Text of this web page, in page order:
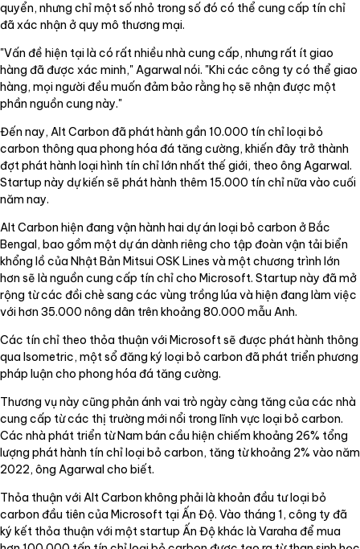
quyển, nhưng chỉ một số nhỏ trong số đó có thể cung cấp tín chỉ
đã xác nhận ở quy mô thương mại.
"Vấn đề hiện tại là có rất nhiều nhà cung cấp, nhưng rất ít giao
hàng đã được xác minh," Agarwal nói. "Khi các công ty có thể giao
hàng, mọi người đều muốn đảm bảo rằng họ sẽ nhận được một
phần nguồn cung này."
Đến nay, Alt Carbon đã phát hành gần 10.000 tín chỉ loại bỏ
carbon thông qua phong hóa đá tăng cường, khiến đây trở thành
đợt phát hành loại hình tín chỉ lớn nhất thế giới, theo ông Agarwal.
Startup này dự kiến sẽ phát hành thêm 15.000 tín chỉ nữa vào cuối
năm nay.
Alt Carbon hiện đang vận hành hai dự án loại bỏ carbon ở Bắc
Bengal, bao gồm một dự án dành riêng cho tập đoàn vận tải biển
khổng lồ của Nhật Bản Mitsui OSK Lines và một chương trình lớn
hơn sẽ là nguồn cung cấp tín chỉ cho Microsoft. Startup này đã mở
rộng từ các đồi chè sang các vùng trồng lúa và hiện đang làm việc
với hơn 35.000 nông dân trên khoảng 80.000 mẫu Anh.
Các tín chỉ theo thỏa thuận với Microsoft sẽ được phát hành thông
qua Isometric, một sổ đăng ký loại bỏ carbon đã phát triển phương
pháp luận cho phong hóa đá tăng cường.
Thương vụ này cũng phản ánh vai trò ngày càng tăng của các nhà
cung cấp từ các thị trường mới nổi trong lĩnh vực loại bỏ carbon.
Các nhà phát triển từ Nam bán cầu hiện chiếm khoảng 26% tổng
lượng phát hành tín chỉ loại bỏ carbon, tăng từ khoảng 2% vào năm
2022, ông Agarwal cho biết.
Thỏa thuận với Alt Carbon không phải là khoản đầu tư loại bỏ
carbon đầu tiên của Microsoft tại Ấn Độ. Vào tháng 1, công ty đã
ký kết thỏa thuận với một startup Ấn Độ khác là Varaha để mua